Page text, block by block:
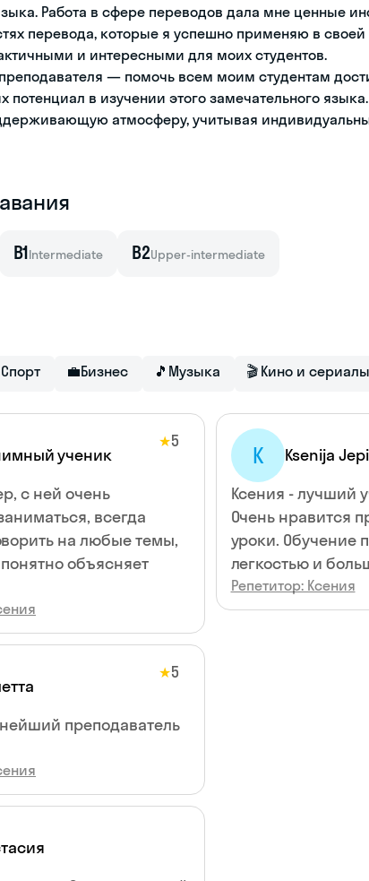
Работа в сфере переводов дала мне ценные
перевода, которые я успешно применяю в
и интересными для моих студентов.
— помочь всем моим студентам
потенциал в изучении этого замечательного
атмосферу, учитывая
B1Intermediate B2Upper-intermediate
Спорт 💼Бизнес 🎵 Музыка 🎬 Кино и сериалы
ученик
★5
с ней очень
всегда
на любые темы,
объясняет
★5
преподаватель
K
Ksenija
Ксения - лучший
Очень нравится
уроки. Обучение
легкостью и
Репетитор: Ксения